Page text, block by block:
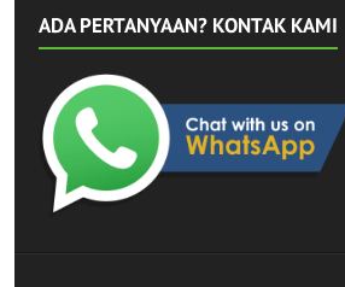
ADA PERTANYAAN? KONTAK KAMI